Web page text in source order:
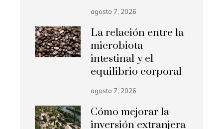
agosto 7, 2026
La relación entre la
microbiota
intestinal y el
equilibrio corporal
agosto 7, 2026
Cómo mejorar la
inversión extranjera